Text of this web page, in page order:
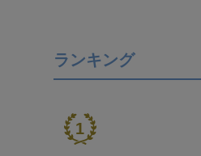
ランキング